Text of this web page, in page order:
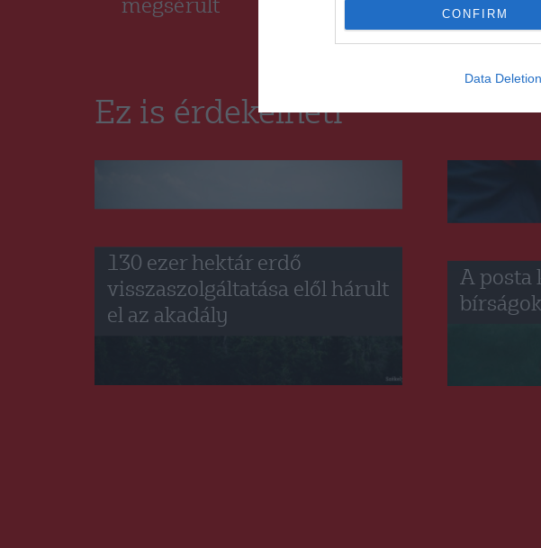
CONFIRM
Data Deletion
megsérült
Ez is érdekelheti
130 ezer hektár erdő
visszaszolgáltatása elől hárult
el az akadály
A posta